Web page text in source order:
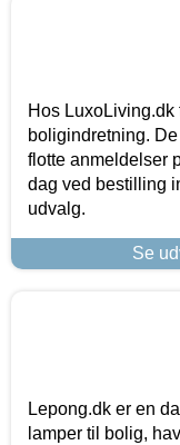
Hos
boligindretning.
flotte anmeldelser
dag ved bestilling
udvalg.
Se
Lepong.dk er en
lamper til bolig,